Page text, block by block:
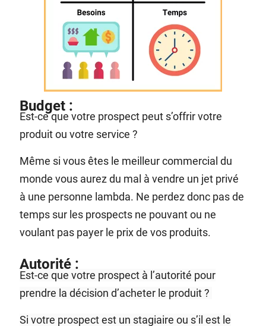
Budget :
Est-ce que votre prospect peut s’offrir votre
produit ou votre service ?
Même si vous êtes le meilleur commercial du
monde vous aurez du mal à vendre un jet privé
à une personne lambda. Ne perdez donc pas de
temps sur les prospects ne pouvant ou ne
voulant pas payer le prix de vos produits.
Autorité :
Est-ce que votre prospect à l’autorité pour
prendre la décision d’acheter le produit ?
Si votre prospect est un stagiaire ou s’il est le